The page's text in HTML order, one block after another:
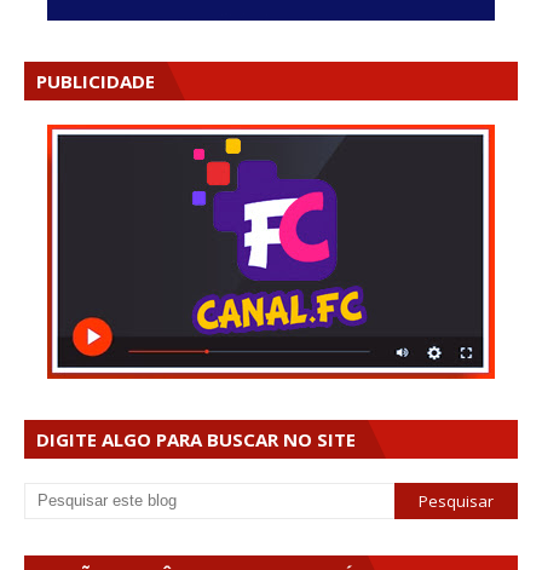
PUBLICIDADE
DIGITE ALGO PARA BUSCAR NO SITE